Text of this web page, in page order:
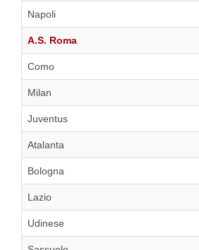
Napoli
A.S. Roma
Como
Milan
Juventus
Atalanta
Bologna
Lazio
Udinese